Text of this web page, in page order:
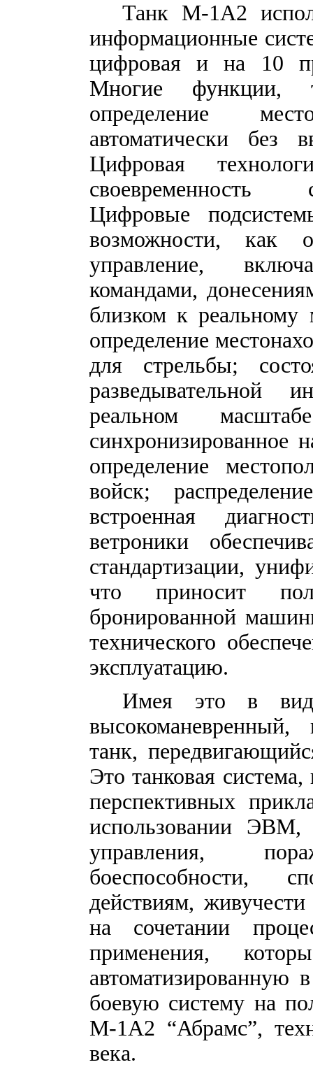
Танк М-1А2
информационные
цифровая и на 10
Многие функции,
определение
автоматически без
Цифровая
своевременность
Цифровые
возможности, как
управление,
командами,
близком к реальному
определение
для стрельбы;
разведывательной
реальном
синхронизированное
определение
войск;
встроенная
ветроники
стандартизации,
что приносит
бронированной
технического
эксплуатацию.
Имея это в
высокоманевренный,
танк,
Это танковая
перспективных
использовании
управления,
боеспособности,
действиям,
на сочетании
применения,
автоматизированную
боевую систему на
М-1А2 “Абрамс”,
века.